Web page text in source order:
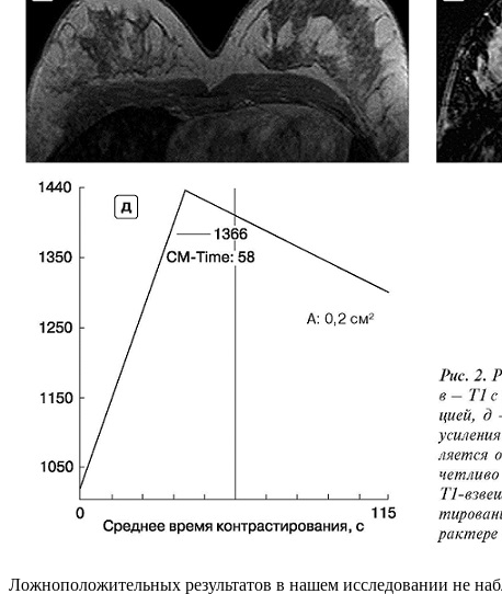
Ложноположительных результатов в нашем исследовании не